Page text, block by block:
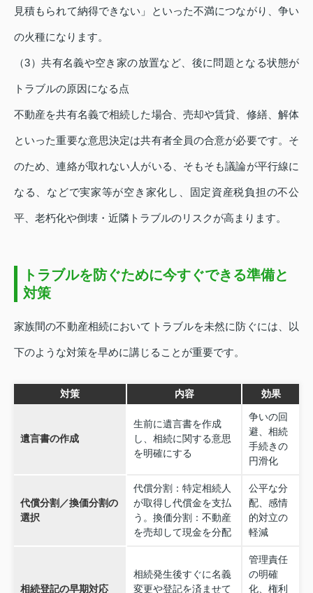
見積もられて納得できない」といった不満につながり、争い
の火種になります。
（3）共有名義や空き家の放置など、後に問題となる状態が
トラブルの原因になる点
不動産を共有名義で相続した場合、売却や賃貸、修繕、解体
といった重要な意思決定は共有者全員の合意が必要です。そ
のため、連絡が取れない人がいる、そもそも議論が平行線に
なる、などで実家等が空き家化し、固定資産税負担の不公
平、老朽化や倒壊・近隣トラブルのリスクが高まります。
トラブルを防ぐために今すぐできる準備と
対策
家族間の不動産相続においてトラブルを未然に防ぐには、以
下のような対策を早めに講じることが重要です。
対策 内容 効果
遺言書の作成
生前に遺言書を作成
し、相続に関する意思
を明確にする
争いの回
避、相続
手続きの
円滑化
代償分割／換価分割の
選択
代償分割：特定相続人
が取得し代償金を支払
う。換価分割：不動産
を売却して現金を分配
公平な分
配、感情
的対立の
軽減
相続登記の早期対応
相続発生後すぐに名義
変更や登記を済ませて
管理責任
の明確
化、権利